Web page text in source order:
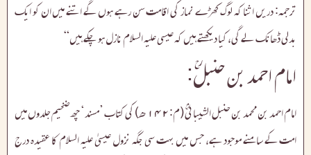
ترجمہ: دریں اثنا کہ لوگ کھڑے نماز کی اقامت سن رہے ہوں گے اتنے میں ان کو ایک
بدلی ڈھانک لے گی، کیا دیکھتے ہیں کہ عیسی علیہ السلام نازل ہو چکے ہیں“
امام احمد بن حنبلؒ:
امام احمد بن محمد بن حنبل الشیبانیؒ (م:۱۴۲ھ) کی کتاب ’مسند‘ چھ ضخیم جلدوں میں
امت کے سامنے موجود ہے، جس میں بہت سی جگہ نزول عیسیٰ علیہ السلام کا عقیدہ درج